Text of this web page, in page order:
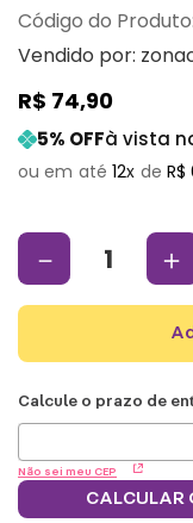
:
Vendido por:
R$ 74,90
5% OFFà vista
12 R$
＋
－
Não sei meu CEP
CALCULAR